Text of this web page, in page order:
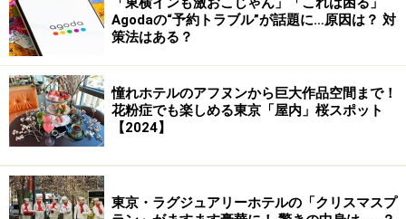
Agodaの“予約トラブル”が話題に…原因は？ 対
策法はある？
憧れホテルのアフヌンから巨大作品空間まで！
花粉症でも楽しめる東京「屋内」桜スポット
【2024】
東京・ラグジュアリーホテルの「クリスマスプ